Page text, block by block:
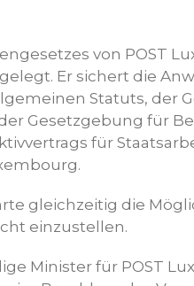
von POST
Er sichert die
Statuts, der
Gesetzgebung für
für
gleichzeitig die
einzustellen.
Minister für POST